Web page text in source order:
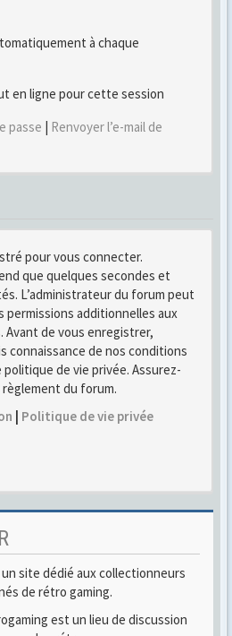
à chaque
en ligne pour cette session
passe | Renvoyer l’e-mail de
pour vous connecter.
que quelques secondes et
L’administrateur du forum peut
permissions additionnelles aux
de vous enregistrer,
connaissance de nos conditions
de vie privée. Assurez-
du forum.
| Politique de vie privée
site dédié aux collectionneurs
de rétro gaming.
est un lieu de discussion